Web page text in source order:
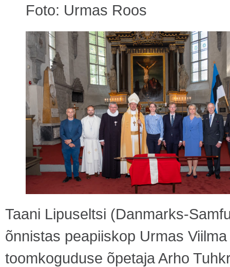
Foto: Urmas Roos
Taani Lipuseltsi (Danmarks-
õnnistas peapiiskop Urmas
toomkoguduse õpetaja Arho